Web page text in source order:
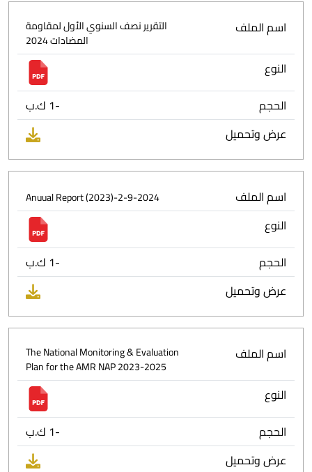
اسم الملف
التقرير نصف السنوي الأول لمقاومة
المضادات 2024
النوع
الحجم
-1 ك.ب
عرض وتحميل
اسم الملف Anuual Report (2023)-2-9-2024
النوع
الحجم
-1 ك.ب
عرض وتحميل
اسم الملف
The National Monitoring & Evaluation
Plan for the AMR NAP 2023-2025
النوع
الحجم
-1 ك.ب
عرض وتحميل